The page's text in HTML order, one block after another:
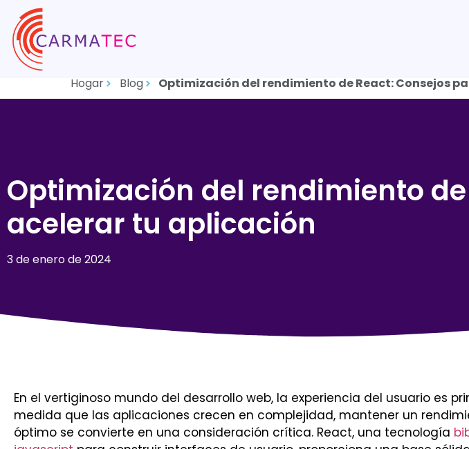
Hogar Blog Optimización del rendimiento de React: Consejos
Optimización del rendimiento
acelerar tu aplicación
3 de enero de 2024
En el vertiginoso mundo del desarrollo web, la experiencia del usuario es
medida que las aplicaciones crecen en complejidad, mantener un
óptimo se convierte en una consideración crítica. React, una tecnología